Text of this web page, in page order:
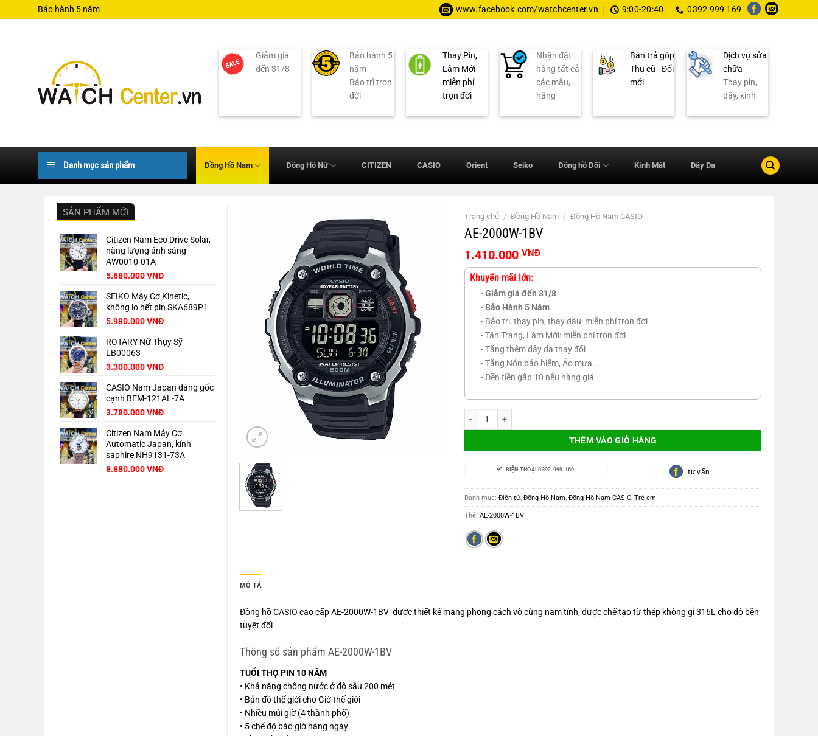
qua
Bảo hành 5 năm www.facebook.com/watchcenter.vn 9:00-20:40 0392 999 169
Giảm giá
đến 31/8
Bảo hành 5
năm
Bảo trì trọn
đời
Thay Pin,
Làm Mới
miễn phí
trọn đời
Nhận đặt
hàng tất cả
các mẫu,
hãng
Bán trả góp
Thu cũ - Đổi
mới
Dịch vụ sửa
chữa
Thay pin,
dây, kính
Danh mục sản phẩm Đồng Hồ Nam Đồng Hồ Nữ CITIZEN CASIO Orient Seiko Đồng hồ Đôi Kính Mát Dây Da
SẢN PHẨM MỚI
Citizen Nam Eco Drive Solar,
năng lượng ánh sáng
AW0010-01A
Giá
là:
8.000.000 VNĐ.
5.680.000VNĐGiá
tại
là:
5.680.000 VNĐ.
SEIKO Máy Cơ Kinetic,
không lo hết pin SKA689P1
Giá
là:
8.000.000 VNĐ.
5.980.000VNĐGiá
tại
5.980.000 VNĐ.
ROTARY Nữ Thụy Sỹ
LB00063
3.300.000VNĐ
CASIO Nam Japan dáng gốc
cạnh BEM-121AL-7A
3.780.000VNĐ
Citizen Nam Máy Cơ
Automatic Japan, kính
saphire NH9131-73A
Giá
8.880.000VNĐGiá
Trang chủ / Đồng Hồ Nam / Đồng Hồ Nam CASIO
AE-2000W-1BV
1.410.000VNĐ
Khuyến mãi lớn:
-Giảm giá đến 31/8
- Bảo Hành 5 Năm
- Bảo trì, thay pin, thay dầu: miễn phí trọn đời
- Tân Trang, Làm Mới: miễn phí trọn đời
- Tặng thêm dây da thay đổi
- Tặng Nón bảo hiểm, Áo mưa...
- Đền tiền gấp 10 nếu hàng giả
THÊM VÀO GIỎ HÀNG
ĐIỆN THOẠI 0392.999.169 tư vấn
Danh mục:Điện tử ,Đồng Hồ Nam ,Đồng Hồ Nam CASIO ,Trẻ em
Thẻ:AE-2000W-1BV
MÔ TẢ
Đồng hồ CASIO cao cấp AE-2000W-1BV được thiết kế mang phong cách vô cùng nam tính, được chế tạo từ thép không gỉ 316L cho độ bền
tuyệt đối
Thông số sản phẩm AE-2000W-1BV
TUỔI THỌ PIN 10 NĂM
• Khả năng chống nước ở độ sâu 200 mét
• Bản đồ thế giới cho Giờ thế giới
• Nhiều múi giờ (4 thành phố)
• 5 chế độ báo giờ hàng ngày